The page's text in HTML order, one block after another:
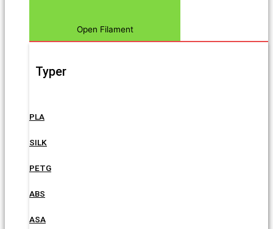
Open Filament
Typer
PLA
SILK
PETG
ABS
ASA